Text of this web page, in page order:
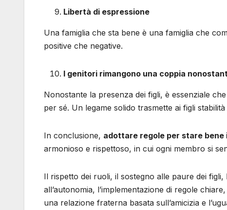
Libertà di espressione
Una famiglia che sta bene è una famiglia che
positive che negative.
I genitori rimangono una coppia
Nonostante la presenza dei figli, è essenziale
per sé. Un legame solido trasmette ai figli
In conclusione, adottare regole per stare bene
armonioso e rispettoso, in cui ogni membro si
Il rispetto dei ruoli, il sostegno alle paure dei
all’autonomia, l’implementazione di regole
una relazione fraterna basata sull’amicizia e